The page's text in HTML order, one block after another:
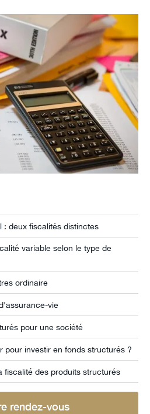
: deux fiscalités distinctes
variable selon le type de
ordinaire
vie
pour une société
pour investir en fonds structurés ?
fiscalité des produits structurés
rendez-vous